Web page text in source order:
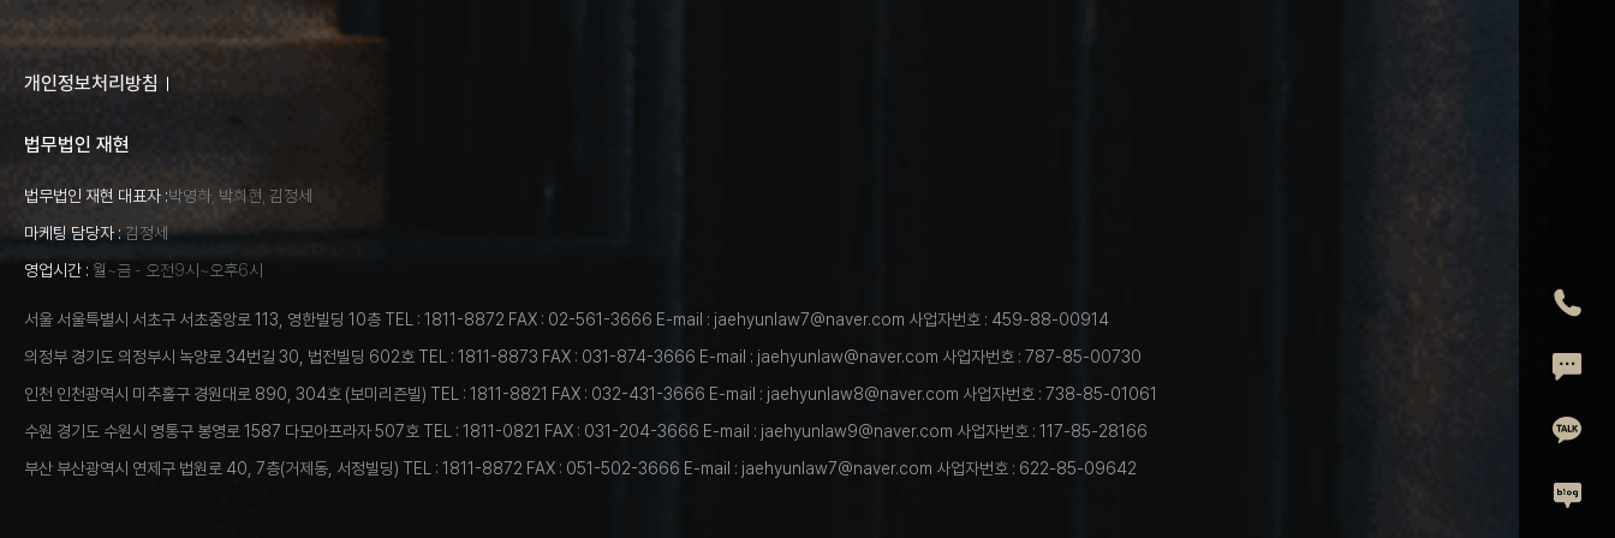
전
카
개인정보처리방침
법무법인 재현
법무법인 재현 대표자 :박영하, 박희현, 김정세
마케팅 담당자 :김정세
영업시간 : 월~금 - 오전9시~오후6시
서울 서울특별시 서초구 서초중앙로 113, 영한빌딩 10층 TEL : 1811-8872 FAX : 02-561-3666 E-mail : jaehyunlaw7@naver.com 사업자번호 : 459-88-00914
의정부 경기도 의정부시 녹양로 34번길 30, 법전빌딩 602호 TEL : 1811-8873 FAX : 031-874-3666 E-mail : jaehyunlaw@naver.com 사업자번호 : 787-85-00730
인천 인천광역시 미추홀구 경원대로 890, 304호 (보미리즌빌) TEL : 1811-8821 FAX : 032-431-3666 E-mail : jaehyunlaw8@naver.com 사업자번호 : 738-85-01061
수원 경기도 수원시 영통구 봉영로 1587 다모아프라자 507호 TEL : 1811-0821 FAX : 031-204-3666 E-mail : jaehyunlaw9@naver.com 사업자번호 : 117-85-28166
부산 부산광역시 연제구 법원로 40, 7층(거제동, 서정빌딩) TEL : 1811-8872 FAX : 051-502-3666 E-mail : jaehyunlaw7@naver.com 사업자번호 : 622-85-09642